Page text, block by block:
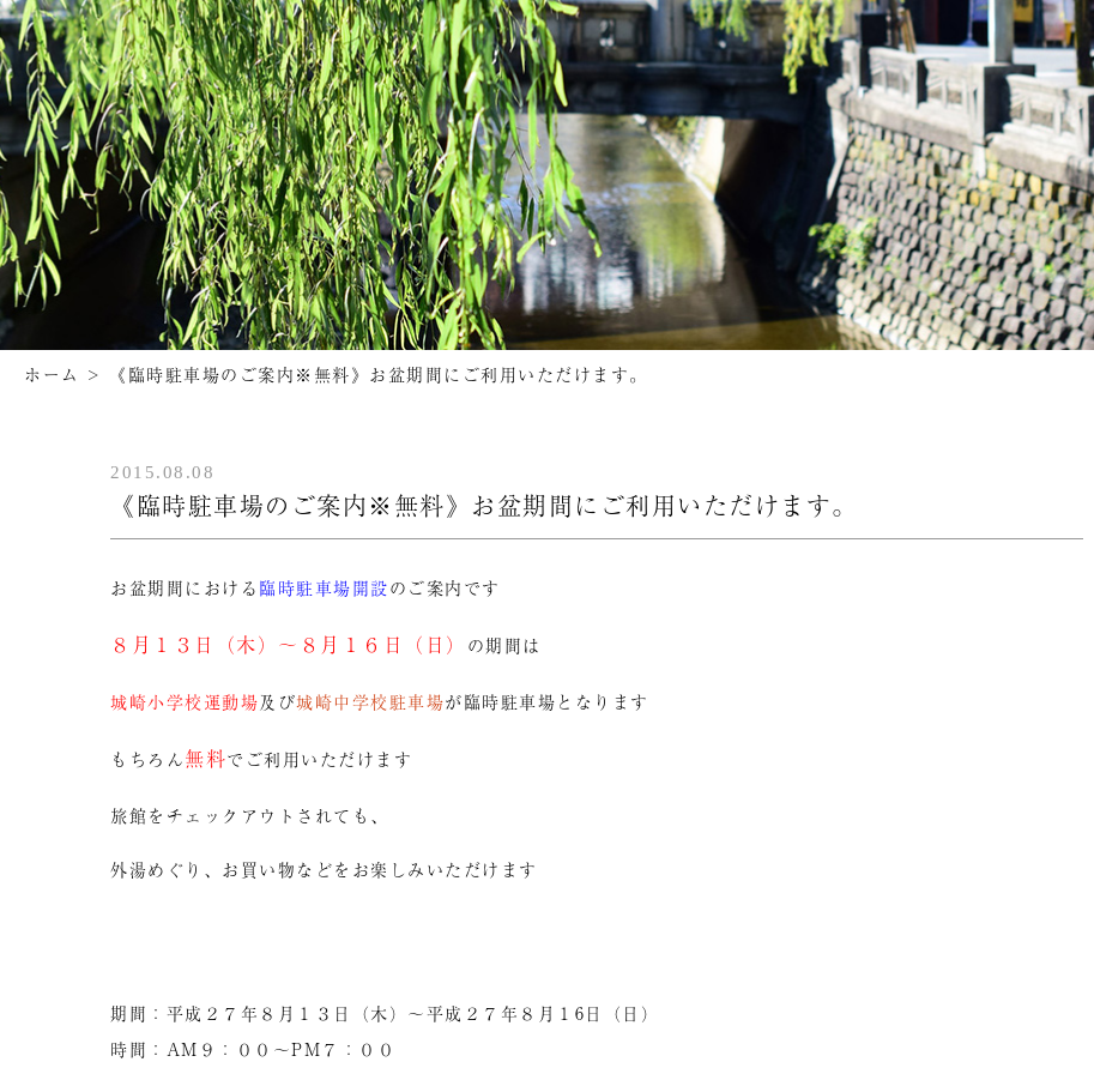
ホーム > 《臨時駐車場のご案内※無料》お盆期間にご利用いただけます。
2015.08.08
《臨時駐車場のご案内※無料》お盆期間にご利用いただけます。
お盆期間における 臨時駐車場開設のご案内です
８月１３日（木）～８月１６日（日） の期間は
城崎小学校運動場及び城崎中学校駐車場が臨時駐車場となります
もちろん無料でご利用いただけます
旅館をチェックアウトされても、
外湯めぐり、お買い物などをお楽しみいただけます
期間：平成２７年８月１３日（木）～平成２７年８月１6日（日）
時間：AM９：００～PM７：００